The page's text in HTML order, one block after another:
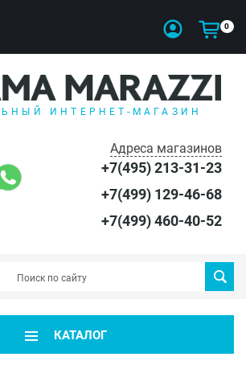
0
ИНТЕРНЕТ-МАГАЗИН
Адреса магазинов
+7(495) 213-31-23
+7(499) 129-46-68
+7(499) 460-40-52
КАТАЛОГ